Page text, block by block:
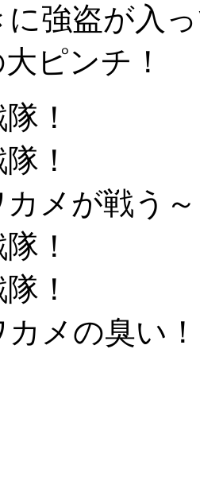
に強盗が入
ピンチ！
！
！
カメが戦う
！
！
メの臭い！